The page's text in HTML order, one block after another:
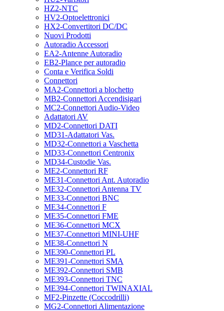
HZ2-NTC
HV2-Optoelettronici
HX2-Convertitori DC/DC
Nuovi Prodotti
Autoradio Accessori
EA2-Antenne Autoradio
EB2-Plance per autoradio
Conta e Verifica Soldi
Connettori
MA2-Connettori a blochetto
MB2-Connettori Accendisigari
MC2-Connettori Audio-Video
Adattatori AV
MD2-Connettori DATI
MD31-Adattatori Vas.
MD32-Connettori a Vaschetta
MD33-Connettori Centronix
MD34-Custodie Vas.
ME2-Connettori RF
ME31-Connettori Ant. Autoradio
ME32-Connettori Antenna TV
ME33-Connettori BNC
ME34-Connettori F
ME35-Connettori FME
ME36-Connettori MCX
ME37-Connettori MINI-UHF
ME38-Connettori N
ME390-Connettori PL
ME391-Connettori SMA
ME392-Connettori SMB
ME393-Connettori TNC
ME394-Connettori TWINAXIAL
MF2-Pinzette (Coccodrilli)
MG2-Connettori Alimentazione